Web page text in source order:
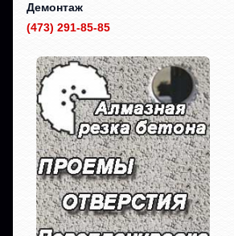
Демонтаж
(473) 291-85-85